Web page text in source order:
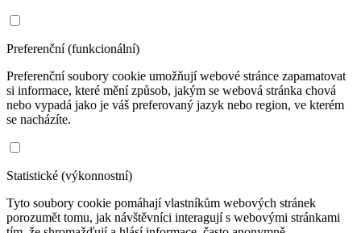
Preferenční (funkcionální)
Preferenční soubory cookie umožňují webové stránce zapamatovat
si informace, které mění způsob, jakým se webová stránka chová
nebo vypadá jako je váš preferovaný jazyk nebo region, ve kterém
se nacházíte.
Statistické (výkonnostní)
Tyto soubory cookie pomáhají vlastníkům webových stránek
porozumět tomu, jak návštěvníci interagují s webovými stránkami